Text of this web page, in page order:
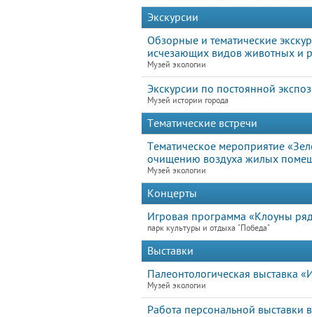
Экскурсии
Обзорные и тематические
исчезающих видов животных и
Музей экологии
Экскурсии по постоянной
Музей истории города
Тематические встречи
Тематическое мероприятие
очищению воздуха жилых
Музей экологии
Концерты
Игровая программа «Клоуны
парк культуры и отдыха "Победа"
Выставки
Палеонтологическая выставка
Музей экологии
Работа персональной